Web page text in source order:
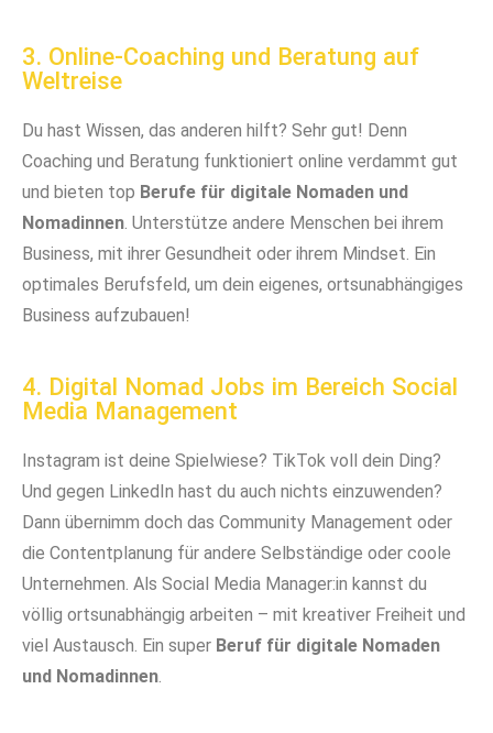
3. Online-Coaching und Beratung auf
Weltreise
Du hast Wissen, das anderen hilft? Sehr gut! Denn
Coaching und Beratung funktioniert online verdammt gut
und bieten top Berufe für digitale Nomaden und
Nomadinnen. Unterstütze andere Menschen bei ihrem
Business, mit ihrer Gesundheit oder ihrem Mindset. Ein
optimales Berufsfeld, um dein eigenes, ortsunabhängiges
Business aufzubauen!
4. Digital Nomad Jobs im Bereich Social
Media Management
Instagram ist deine Spielwiese? TikTok voll dein Ding?
Und gegen LinkedIn hast du auch nichts einzuwenden?
Dann übernimm doch das Community Management oder
die Contentplanung für andere Selbständige oder coole
Unternehmen. Als Social Media Manager:in kannst du
völlig ortsunabhängig arbeiten – mit kreativer Freiheit und
viel Austausch. Ein super Beruf für digitale Nomaden
und Nomadinnen.